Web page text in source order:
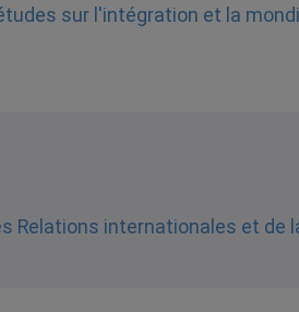
sur l'intégration et la